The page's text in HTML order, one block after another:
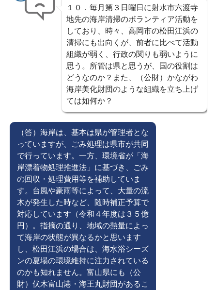
１０．毎月第３日曜日に射水市六渡寺
地先の海岸清掃のボランティア活動を
しており、時々、高岡市の松田江浜の
清掃にも出向くが、前者に比べて活動
組織が弱く、行政の関りも弱いように
思う。所管は県と思うが、国の役割は
どうなのか？また、（公財）かながわ
海岸美化財団のような組織を立ち上げ
ては如何か？
（答）海岸は、基本は県が管理者とな
っていますが、ごみ処理は県市が共同
で行っています。一方、環境省が「海
岸漂着物処理推進法」に基づき、ごみ
の回収・処理費用等を補助していま
す。台風や豪雨等によって、大量の流
木が発生した時など、随時補正予算で
対応しています（令和４年度は３５億
円）。指摘の通り、地域の熱量によっ
て海岸の状態が異なるかと思います
し、松田江浜の場合は、海水浴シーズ
ンの夏場の環境維持に注力されている
のかも知れません。富山県にも（公
財）伏木富山港・海王丸財団があるこ